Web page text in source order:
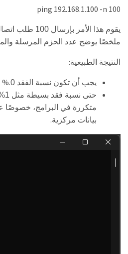
ping 192.168.1.100 -n 100
يقوم هذا الأمر
ملخصًا يوضح عدد الحزم المرسلة
النتيجة الطبيعية:
يجب أن تكون نسبة الفقد 0 %.
متكررة في البرامج، خصوصًا
بيانات مركزية.